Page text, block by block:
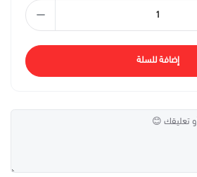
إضافة للسلة